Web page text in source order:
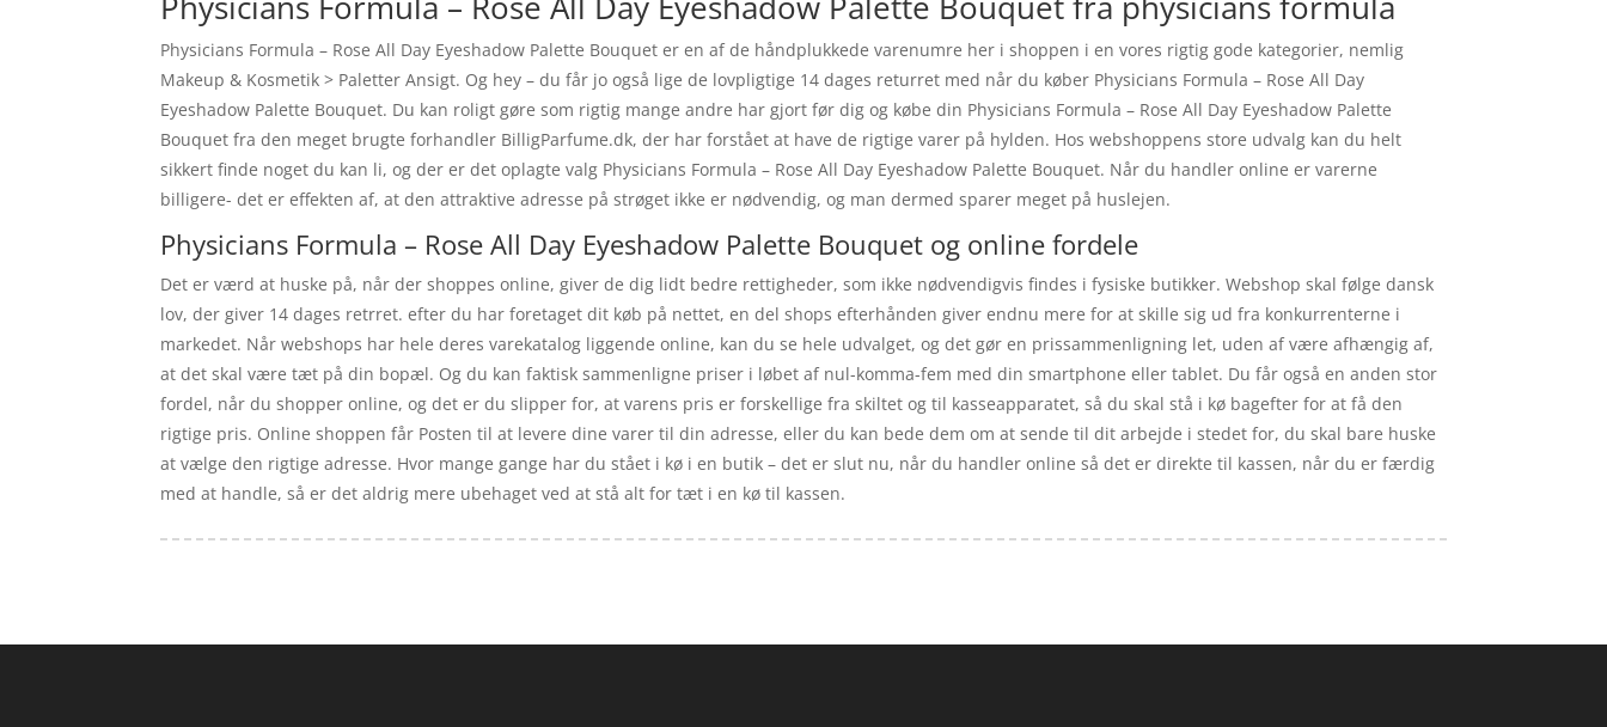
Physicians Formula – Rose All Day Eyeshadow Palette Bouquet er en af de håndplukkede varenumre her i shoppen i en vores rigtig gode kategorier, nemlig
Makeup & Kosmetik > Paletter Ansigt. Og hey – du får jo også lige de lovpligtige 14 dages returret med når du køber Physicians Formula – Rose All Day
Eyeshadow Palette Bouquet. Du kan roligt gøre som rigtig mange andre har gjort før dig og købe din Physicians Formula – Rose All Day Eyeshadow Palette
Bouquet fra den meget brugte forhandler BilligParfume.dk, der har forstået at have de rigtige varer på hylden. Hos webshoppens store udvalg kan du helt
sikkert finde noget du kan li, og der er det oplagte valg Physicians Formula – Rose All Day Eyeshadow Palette Bouquet. Når du handler online er varerne
billigere- det er effekten af, at den attraktive adresse på strøget ikke er nødvendig, og man dermed sparer meget på huslejen.
Physicians Formula – Rose All Day Eyeshadow Palette Bouquet og online fordele
Det er værd at huske på, når der shoppes online, giver de dig lidt bedre rettigheder, som ikke nødvendigvis findes i fysiske butikker. Webshop skal følge dansk
lov, der giver 14 dages retrret. efter du har foretaget dit køb på nettet, en del shops efterhånden giver endnu mere for at skille sig ud fra konkurrenterne i
markedet. Når webshops har hele deres varekatalog liggende online, kan du se hele udvalget, og det gør en prissammenligning let, uden af være afhængig af,
at det skal være tæt på din bopæl. Og du kan faktisk sammenligne priser i løbet af nul-komma-fem med din smartphone eller tablet. Du får også en anden stor
fordel, når du shopper online, og det er du slipper for, at varens pris er forskellige fra skiltet og til kasseapparatet, så du skal stå i kø bagefter for at få den
rigtige pris. Online shoppen får Posten til at levere dine varer til din adresse, eller du kan bede dem om at sende til dit arbejde i stedet for, du skal bare huske
at vælge den rigtige adresse. Hvor mange gange har du stået i kø i en butik – det er slut nu, når du handler online så det er direkte til kassen, når du er færdig
med at handle, så er det aldrig mere ubehaget ved at stå alt for tæt i en kø til kassen.